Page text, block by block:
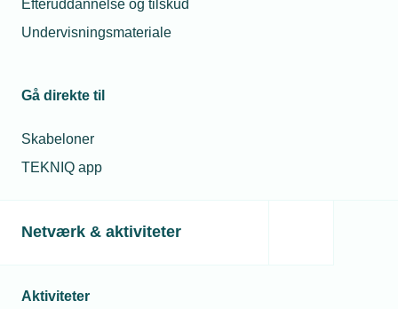
Efteruddannelse og tilskud
Undervisningsmateriale
Gå direkte til
Skabeloner
TEKNIQ app
Netværk & aktiviteter
Aktiviteter
Smedekonkurrence gavner elevskoleheste
Smedekonkurrencen Open Danish Farrier Championship
med beskæring og beslag.